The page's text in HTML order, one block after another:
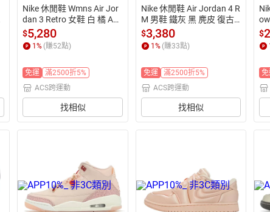
Nike 休閒鞋 Wmns Air Jor
dan 3 Retro 女鞋 白 橘 AJ
3 CK9246-101
$5,280
1% (賺52點)
免運
滿2500折5%
ACS跨運動
找相似
Nike 休閒鞋 Air Jordan 4 R
M 男鞋 鐵灰 黑 麂皮 復古
AJ4 FQ7939-002
$3,380
1 % (賺33點)
免運
滿2500折5%
ACS跨運動
找相似
勾
$